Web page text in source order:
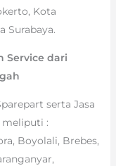
Kota
Surabaya.
Service dari
serta Jasa
meliputi :
Boyolali, Brebes,